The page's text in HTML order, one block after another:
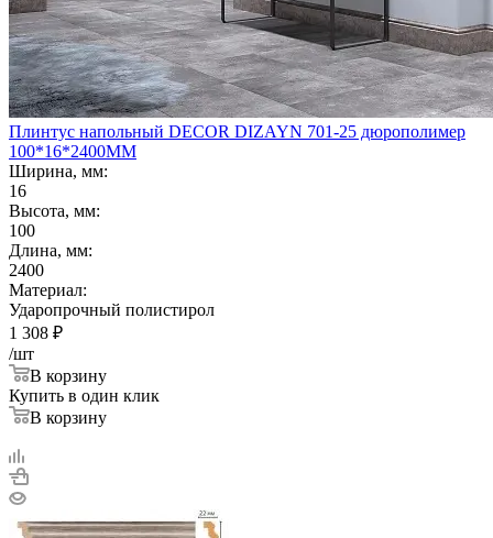
Плинтус напольный DECOR DIZAYN 701-25 дюрополимер
100*16*2400ММ
Ширина, мм:
16
Высота, мм:
100
Длина, мм:
2400
Материал:
Ударопрочный полистирол
1 308 ₽
/шт
В корзину
Купить в один клик
В корзину